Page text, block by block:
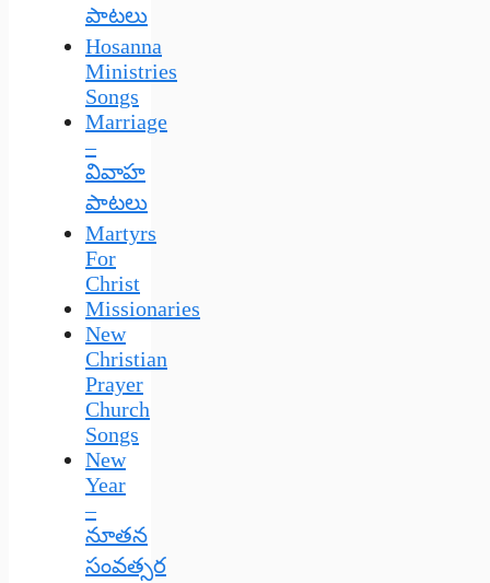
పాటలు
Hosanna
Ministries
Songs
Marriage
–
వివాహ
పాటలు
Martyrs
For
Christ
Missionaries
New
Christian
Prayer
Church
Songs
New
Year
–
నూతన
సంవత్సర